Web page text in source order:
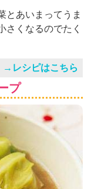
とあいまってうま
さくなるのでたく
→レシピはこちら
プ